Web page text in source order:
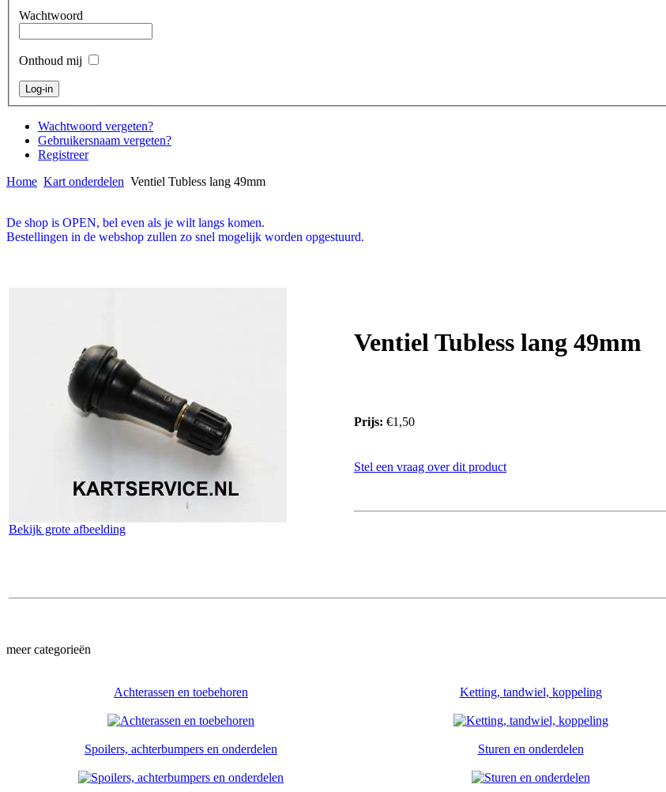
Wachtwoord
Onthoud mij
Wachtwoord vergeten?
Gebruikersnaam vergeten?
Registreer
Home Kart onderdelen Ventiel Tubless lang 49mm
De shop is OPEN, bel even als je wilt langs komen.
Bestellingen in de webshop zullen zo snel mogelijk worden opgestuurd.
Bekijk grote afbeelding
Ventiel Tubless lang 49mm
Prijs: €1,50
Stel een vraag over dit product
meer categorieën
Achterassen en toebehoren Ketting, tandwiel, koppeling
Spoilers, achterbumpers en onderdelen Sturen en onderdelen